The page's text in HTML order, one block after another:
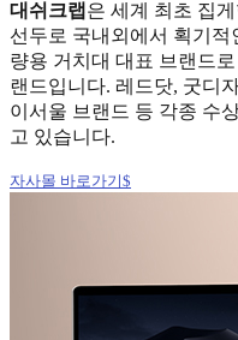
대쉬크랩 은 세계 최초 집
선두로 국내외에서 획기
량용 거치대 대표 브랜드
랜드입니다. 레드닷, 굿디
이서울 브랜드 등 각종 수
고 있습니다.
자사몰 바로가기